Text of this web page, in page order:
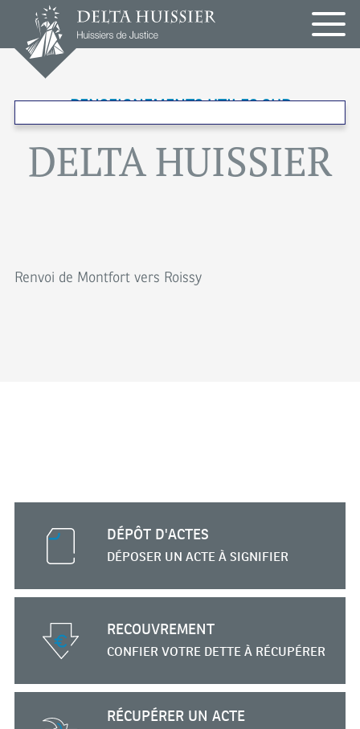
COMPIÈGNE
ROISSY
RENSEIGNEMENTS UTILES SUR
DELTA HUISSIER
Renvoi de Montfort vers Roissy
DÉPÔT D'ACTES
DÉPOSER UN ACTEÀ SIGNIFIER
RECOUVREMENT
CONFIER VOTRE DETTEÀ RÉCUPÉRER
RÉCUPÉRER UN ACTE
Panneau de gestion des cookies